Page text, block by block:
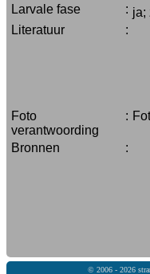
Larvale fase : ja;
Literatuur
:
Foto
verantwoording
:
Bronnen
:
© 2006 - 2026